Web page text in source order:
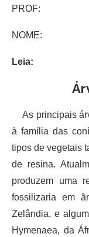
NOME:
Leia:
As principais
à família das
tipos de vegetais
de resina.
produzem uma
fossilizaria em
Zelândia, e
Hymenaea, da